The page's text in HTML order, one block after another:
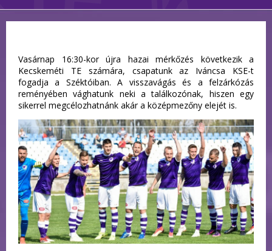
Vasárnap 16:30-kor újra hazai mérkőzés következik a
Kecskeméti TE számára, csapatunk az Iváncsa KSE-t
fogadja a Széktóiban. A visszavágás és a felzárkózás
reményében vághatunk neki a találkozónak, hiszen egy
sikerrel megcélozhatnánk akár a középmezőny elejét is.